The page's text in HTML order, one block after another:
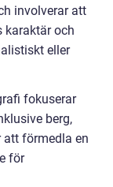
involverar att
karaktär och
eller
fokuserar
berg,
att förmedla en
för